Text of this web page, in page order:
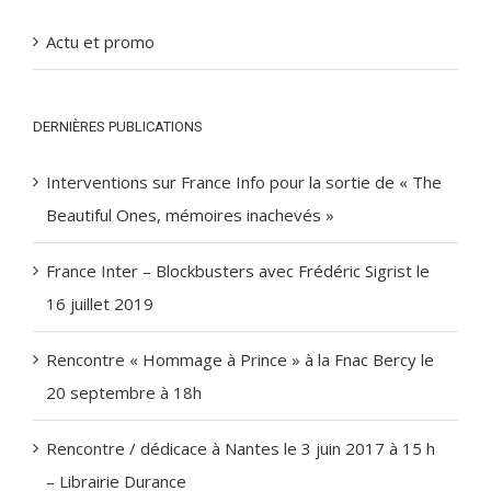
Actu et promo
DERNIÈRES PUBLICATIONS
Interventions sur France Info pour la sortie de « The
Beautiful Ones, mémoires inachevés »
France Inter – Blockbusters avec Frédéric Sigrist le
16 juillet 2019
Rencontre « Hommage à Prince » à la Fnac Bercy le
20 septembre à 18h
Rencontre / dédicace à Nantes le 3 juin 2017 à 15 h
– Librairie Durance